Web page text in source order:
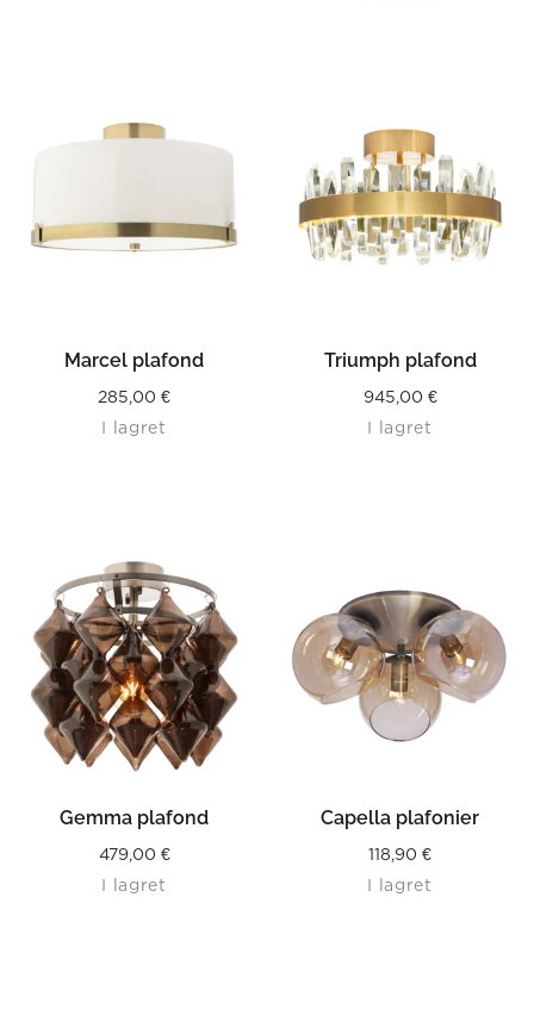
Marcel plafond
285,00 €
I lagret
Triumph plafond
945,00 €
I lagret
Gemma plafond
479,00 €
I lagret
Capella plafonier
118,90 €
I lagret